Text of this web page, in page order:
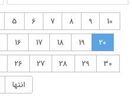
5 6 7 8 9
10
16 17 18 19
20
26 27 28 29
30
انتها